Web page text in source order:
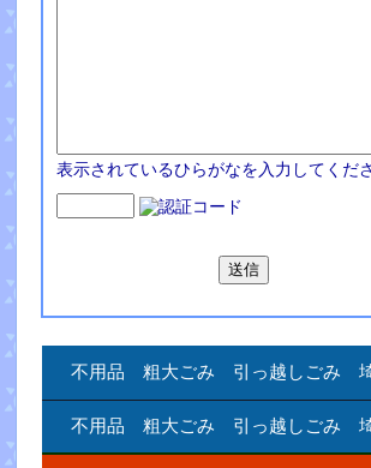
表示されているひらがなを入力してくだ
不用品 粗大ごみ 引っ越しごみ
不用品 粗大ごみ 引っ越しごみ